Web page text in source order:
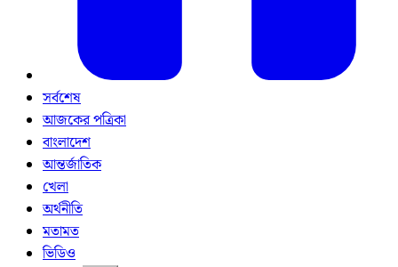
সর্বশেষ
আজকের পত্রিকা
বাংলাদেশ
আন্তর্জাতিক
খেলা
অর্থনীতি
মতামত
ভিডিও